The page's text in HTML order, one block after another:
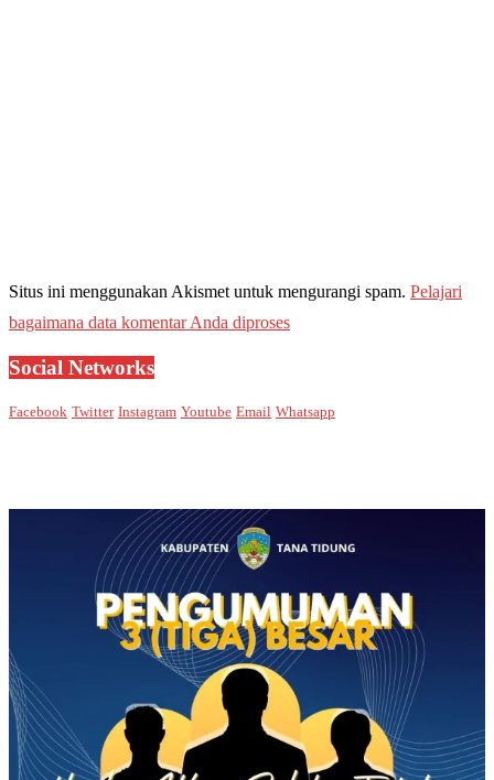
Situs ini menggunakan Akismet untuk mengurangi spam. Pelajari
bagaimana data komentar Anda diproses
Social Networks
Facebook Twitter Instagram Youtube Email Whatsapp